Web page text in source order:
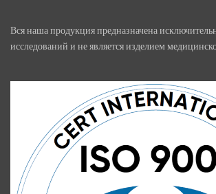
Вся наша продукция предназначена
исследований и не является изделием